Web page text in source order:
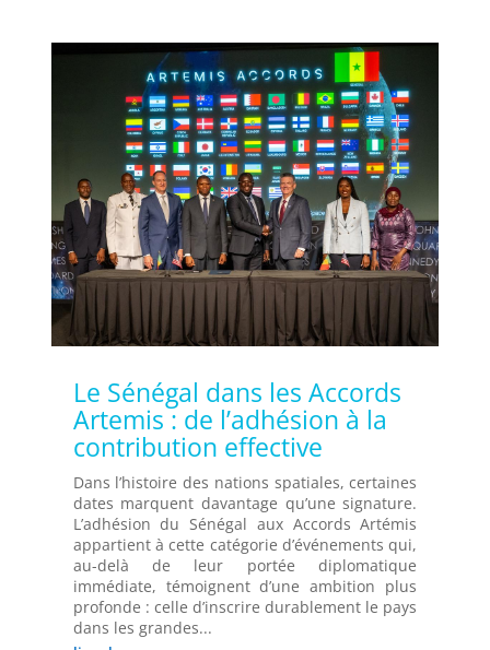
Le Sénégal dans les Accords
Artemis : de l’adhésion à la
contribution effective
Dans l’histoire des nations spatiales, certaines
dates marquent davantage qu’une signature.
L’adhésion du Sénégal aux Accords Artémis
appartient à cette catégorie d’événements qui,
au-delà de leur portée diplomatique
immédiate, témoignent d’une ambition plus
profonde : celle d’inscrire durablement le pays
dans les grandes...